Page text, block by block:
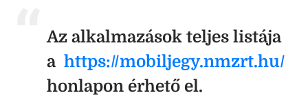
Az alkalmazások teljes listája
a https://mobiljegy.nmzrt.hu/
honlapon érhető el.